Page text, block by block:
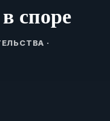
споре
·